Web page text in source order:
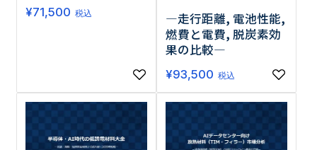
¥71,500 税込
―走行距離, 電池性能,
燃費と電費, 脱炭素効
果の比較―
¥93,500 税込